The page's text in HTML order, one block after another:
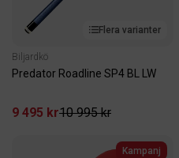
Flera varianter
Biljardkö
Predator Roadline SP4 BL LW
9 495 kr10 995 kr
Kampanj